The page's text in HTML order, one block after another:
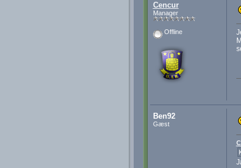
Cencur
Manager
Offline
Ben92
Gæst